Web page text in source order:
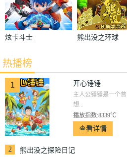
炫卡斗士
熊出没之环球
热播榜
1 开心锤锤
主人公锤锤是一个
想...
播放指数:8339℃
查看详情
2
熊出没之探险日记